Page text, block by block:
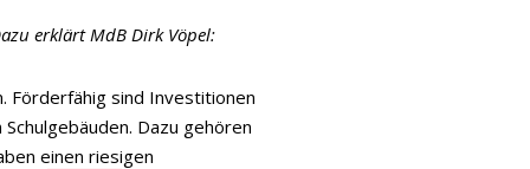
erklärt MdB Dirk Vöpel:
Förderfähig sind Investitionen
Dazu gehören
einen riesigen